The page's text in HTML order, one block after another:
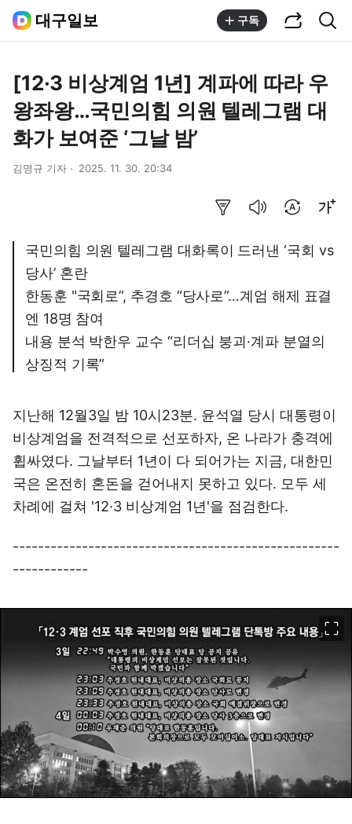
대구일보 구독
[12·3 비상계엄 1년] 계파에 따라 우
왕좌왕…국민의힘 의원 텔레그램 대
화가 보여준 ‘그날 밤’
김명규 기자 2025. 11. 30. 20:34
국민의힘 의원 텔레그램 대화록이 드러낸 ‘국회 vs
당사’ 혼란
한동훈 "국회로”, 추경호 “당사로”…계엄 해제 표결
엔 18명 참여
내용 분석 박한우 교수 “리더십 붕괴·계파 분열의
상징적 기록”
지난해 12월3일 밤 10시23분. 윤석열 당시 대통령이
비상계엄을 전격적으로 선포하자, 온 나라가 충격에
휩싸였다. 그날부터 1년이 다 되어가는 지금, 대한민
국은 온전히 혼돈을 걷어내지 못하고 있다. 모두 세
차례에 걸쳐 '12·3 비상계엄 1년'을 점검한다.
----------------------------------------------------
------------